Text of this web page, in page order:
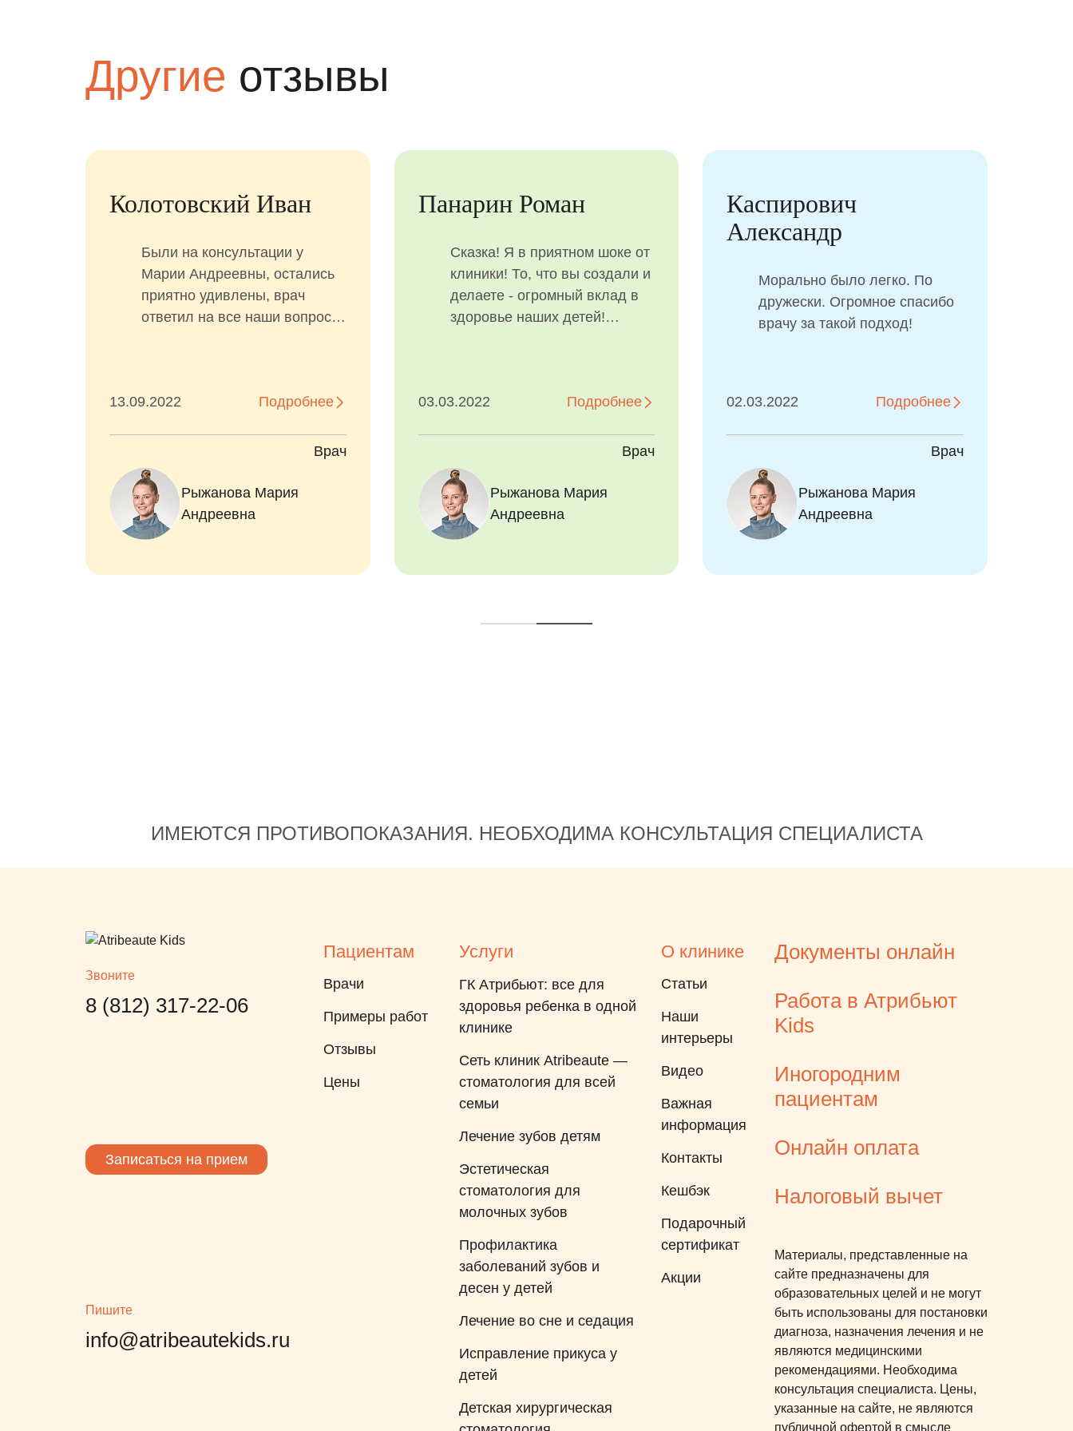
Другие отзывы
Шиманьски Дарья
Подробнее
07.02.2023
Врач
Рыжанова Мария
Андреевна
Рузанкина Амелия
В клинике замечательно
абсолютно все! Персонал
располагает к себе с первой
же минуты. Благодаря
Подробнее
29.12.2022
Врач
Рыжанова Мария
Андреевна
Барсегян Тимур
специалисты своего дела.
Наш лечащий врач Мария
Андреевна.
Подробнее
13.12.2022
Врач
Рыжанова Мария
Андреевна
ИМЕЮТСЯ ПРОТИВОПОКАЗАНИЯ. НЕОБХОДИМА КОНСУЛЬТАЦИЯ СПЕЦИАЛИСТА
Звоните
8 (812) 317-22-06
Записаться на прием
Пишите
info@atribeautekids.ru
Пациентам
Врачи
Примеры работ
Отзывы
Цены
Услуги
ГК Атрибьют: все для
здоровья ребенка в одной
клинике
Сеть клиник Atribeaute —
стоматология для всей
семьи
Лечение зубов детям
Эстетическая
стоматология для
молочных зубов
Профилактика
заболеваний зубов и
десен у детей
Лечение во сне и седация
Исправление прикуса у
детей
Детская хирургическая
О клинике
Статьи
Наши
интерьеры
Видео
Важная
информация
Контакты
Кешбэк
Подарочный
сертификат
Акции
Документы онлайн
Работа в Атрибьют
Kids
Иногородним
пациентам
Онлайн оплата
Налоговый вычет
Материалы, представленные на
сайте предназначены для
образовательных целей и не могут
быть использованы для постановки
диагноза, назначения лечения и не
являются медицинскими
рекомендациями. Необходима
консультация специалиста. Цены,
указанные на сайте, не являются
публичной офертой в смысле